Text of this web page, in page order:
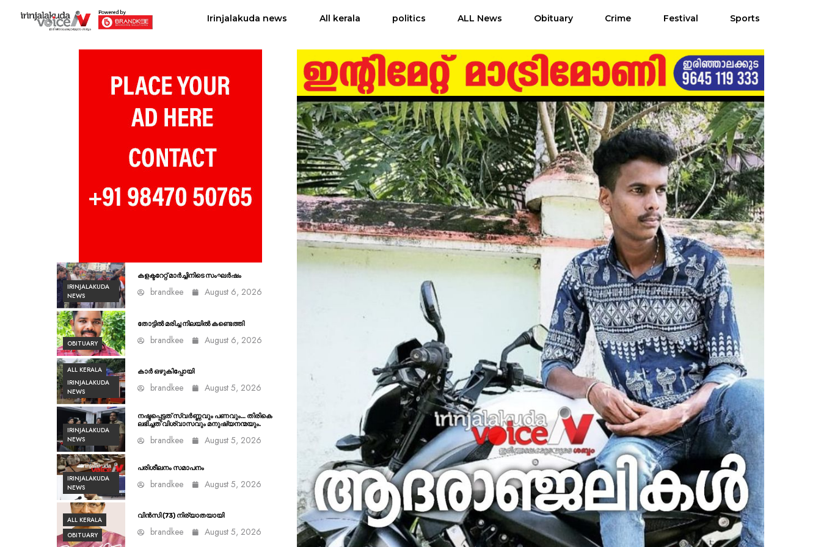
Irinjalakuda news All kerala politics ALL News Obituary Crime Festival Sports
IRINJALAKUDA
NEWS
കളക്ടറേറ്റ് മാർച്ചിനിടെ സംഘർഷം
brandkee August 6, 2026
OBITUARY
തോട്ടിൽ മരിച്ച നിലയിൽ കണ്ടെത്തി
brandkee August 6, 2026
ALL KERALA
IRINJALAKUDA
NEWS
കാർ ഒഴുകിപ്പോയി
brandkee August 5, 2026
IRINJALAKUDA
NEWS
നഷ്ടപ്പെട്ടത് സ്വർണ്ണവും പണവും… തിരികെ
ലഭിച്ചത് വിശ്വാസവും മനുഷ്യനന്മയും.
brandkee August 5, 2026
IRINJALAKUDA
NEWS
പരിശീലനം സമാപനം
brandkee August 5, 2026
ALL KERALA
OBITUARY
വിൻസി (73) നിര്യാതയായി
brandkee August 5, 2026